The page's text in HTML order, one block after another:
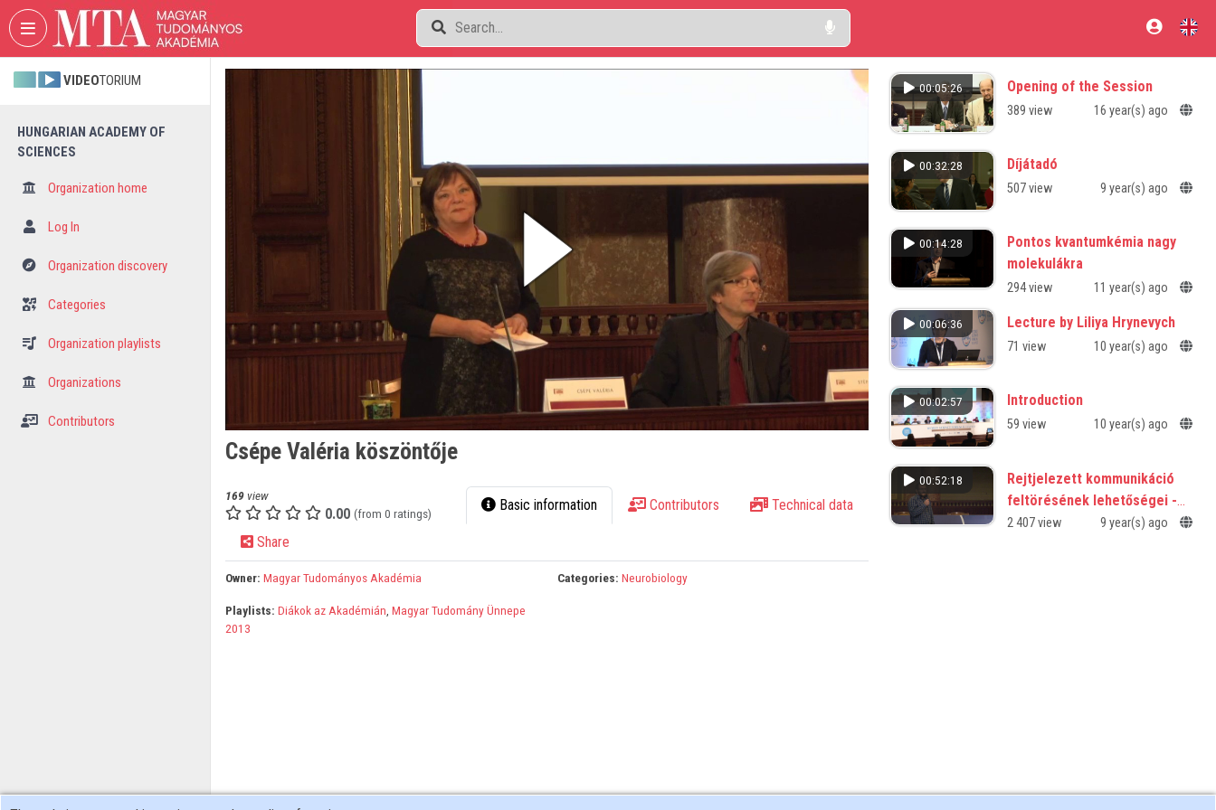
Skip header Skip menu Skip content
VIDEOTORIUM
HUNGARIAN ACADEMY OF
SCIENCES
Organization home
Log In
Organization discovery
Categories
Organization playlists
Organizations
Contributors
Csépe Valéria köszöntője
169view
0.00 (from 0 ratings) Basic information Contributors Technical data
Share
Owner: Magyar Tudományos Akadémia Categories: Neurobiology
Playlists: Diákok az Akadémián, Magyar Tudomány Ünnepe
2013
00:05:26 Opening of the Session
389 view 16 year(s) ago
00:32:28 Díjátadó
507 view 9 year(s) ago
00:14:28
Pontos kvantumkémia nagy
molekulákra
294 view 11 year(s) ago
00:06:36 Lecture by Liliya Hrynevych
71 view 10 year(s) ago
00:02:57 Introduction
59 view 10 year(s) ago
00:52:18
Rejtjelezett kommunikáció
feltörésének lehetőségei -
elmélet és gyakorlat
2 407 view 9 year(s) ago